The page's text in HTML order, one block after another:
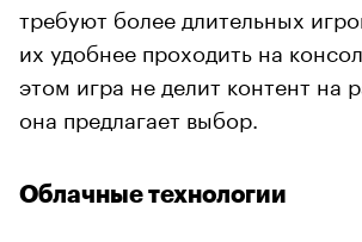
требуют более длительных
их удобнее проходить на
этом игра не делит контент на
она предлагает выбор.
Облачные технологии